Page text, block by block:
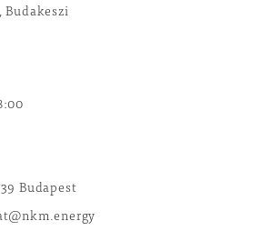
Budakeszi
Budapest